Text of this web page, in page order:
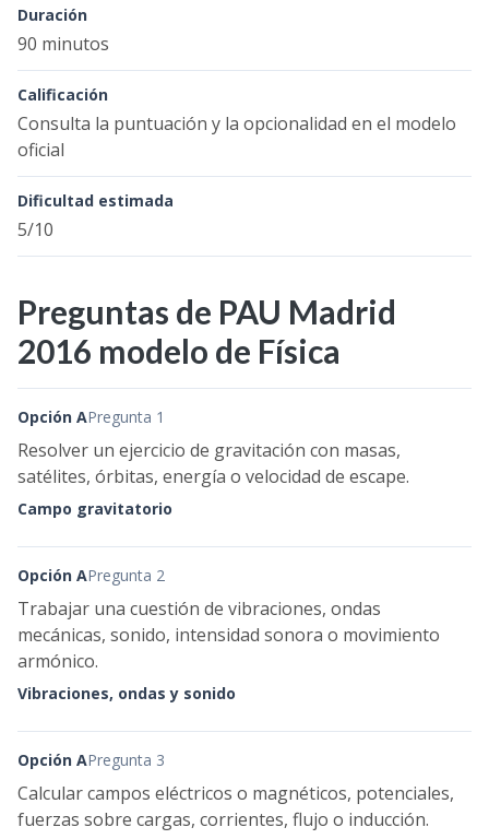
Duración
90 minutos
Calificación
Consulta la puntuación y la opcionalidad en el modelo
oficial
Dificultad estimada
5/10
Preguntas de PAU Madrid
2016 modelo de Física
Opción APregunta 1
Resolver un ejercicio de gravitación con masas,
satélites, órbitas, energía o velocidad de escape.
Campo gravitatorio
Opción APregunta 2
Trabajar una cuestión de vibraciones, ondas
mecánicas, sonido, intensidad sonora o movimiento
armónico.
Vibraciones, ondas y sonido
Opción APregunta 3
Calcular campos eléctricos o magnéticos, potenciales,
fuerzas sobre cargas, corrientes, flujo o inducción.